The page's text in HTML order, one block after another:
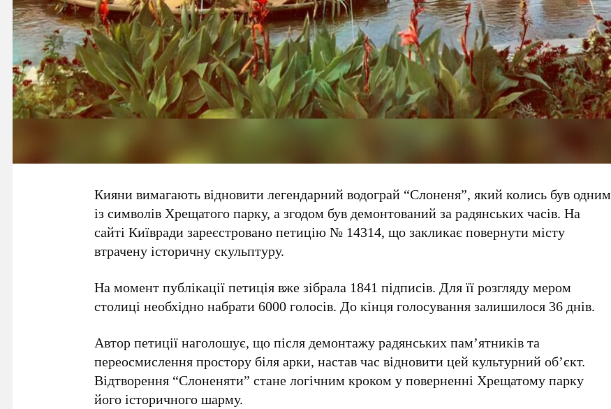
Кияни вимагають відновити легендарний водограй “Слоненя”, який колись був одним
із символівХрещатого парку, а згодом був демонтований за радянських часів. На
сайті Київради зареєстровано петицію № 14314, що закликає повернути місту
втрачену історичну скульптуру.
На момент публікації петиція вже зібрала 1841 підписів. Для її розгляду мером
столиці необхідно набрати6000голосів. До кінця голосування залишилося 36днів.
Автор петиції наголошує, що після демонтажу радянських пам’ятників та
переосмислення простору біля арки, настав час відновити цей культурний об’єкт.
Відтворення “Слоненяти” стане логічним кроком у поверненні Хрещатому парку
його історичного шарму.